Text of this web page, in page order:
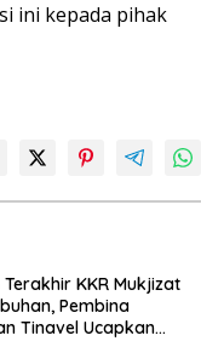
ini kepada pihak
KKR Mukjizat
Pembina
Tinavel Ucapkan